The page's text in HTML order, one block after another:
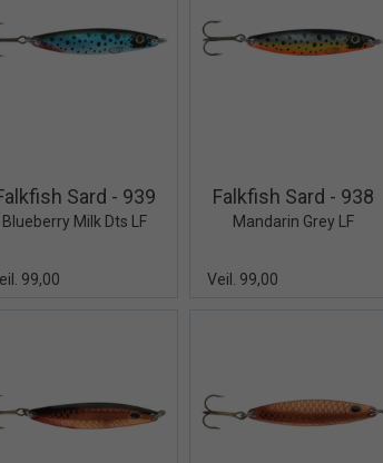
Sard - 939
Blueberry Milk Dts LF
99,00
Falkfish Sard - 938
Mandarin Grey LF
Veil. 99,00